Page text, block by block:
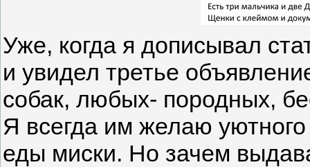
Уже, когда я дописывал
и увидел третье
собак, любых- породных,
Я всегда им желаю
еды миски. Но зачем